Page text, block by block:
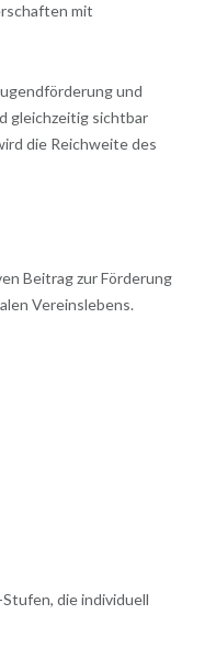
mit
und
gleichzeitig sichtbar
die Reichweite des
Beitrag zur Förderung
Vereinslebens.
die individuell